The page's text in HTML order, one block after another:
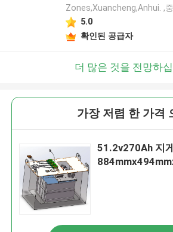
Zones,Xuancheng,Anhui. ,
5.0
확인된 공급자
더 많은 것을 전망하
가장 저렴 한 가격
51.2v270Ah 지